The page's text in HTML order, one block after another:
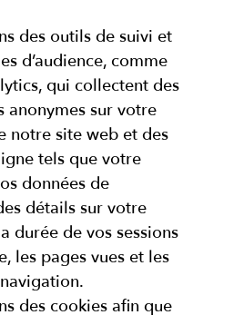
des outils de suivi et
d’audience, comme
qui collectent des
anonymes sur votre
notre site web et des
tels que votre
données de
détails sur votre
durée de vos sessions
les pages vues et les
des cookies afin que